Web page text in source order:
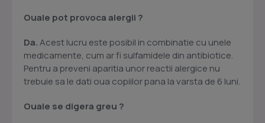
Ouale pot provoca alergii ?
Da.Acest lucru este posibil in combinatie cu unele
medicamente, cum ar fi sulfamidele din antibiotice.
Pentru a preveni aparitia unor reactii alergice nu
trebuie sa le dati oua copiilor pana la varsta de 6 luni.
Ouale se digera greu ?